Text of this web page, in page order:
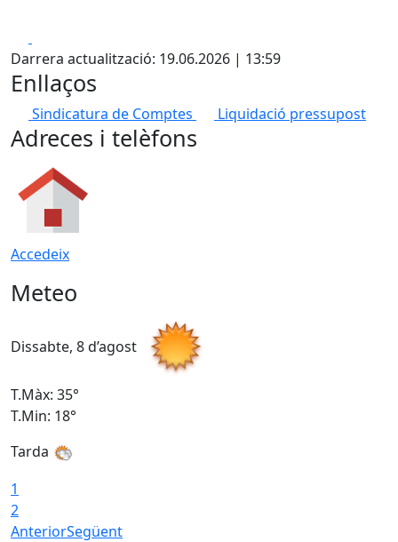
Darrera actualització: 19.06.2026 | 13:59
Enllaços
Sindicatura de Comptes Liquidació pressupost
Adreces i telèfons
Accedeix
Meteo
Dissabte, 8 d’agost
T.Màx: 35°
T.Min: 18°
Tarda
1
2
AnteriorSegüent